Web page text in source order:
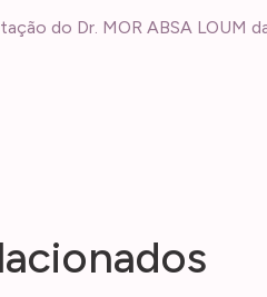
do Dr. MOR ABSA LOUM
lacionados